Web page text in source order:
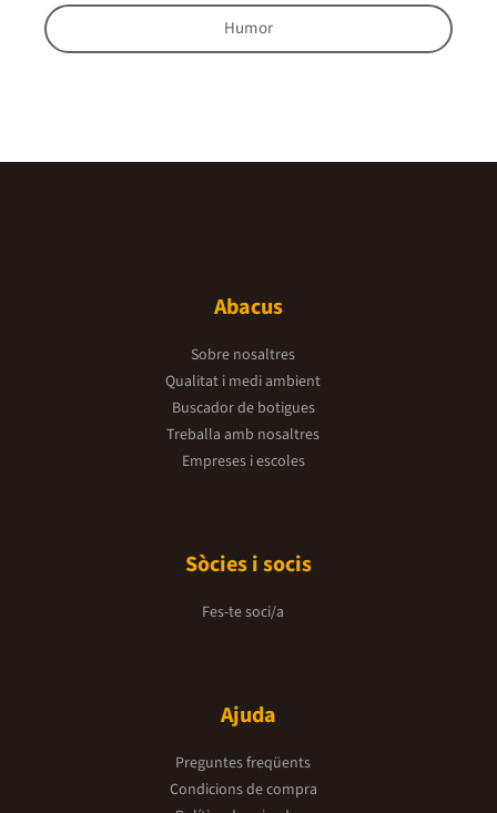
Humor
Abacus
Sobre nosaltres
Qualitat i medi ambient
Buscador de botigues
Treballa amb nosaltres
Empreses i escoles
Sòcies i socis
Fes-te soci/a
Ajuda
Preguntes freqüents
Condicions de compra